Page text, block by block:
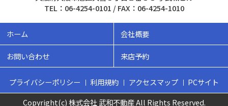
TEL：06-4254-0101 / FAX：06-4254-1010
ホーム 会社概要
お問い合わせ 来店予約
プライバシーポリシー 利用規約 アクセスマップ
PCサイト
Copyright(c) 株式会社 武和不動産 All Rights Reserved.